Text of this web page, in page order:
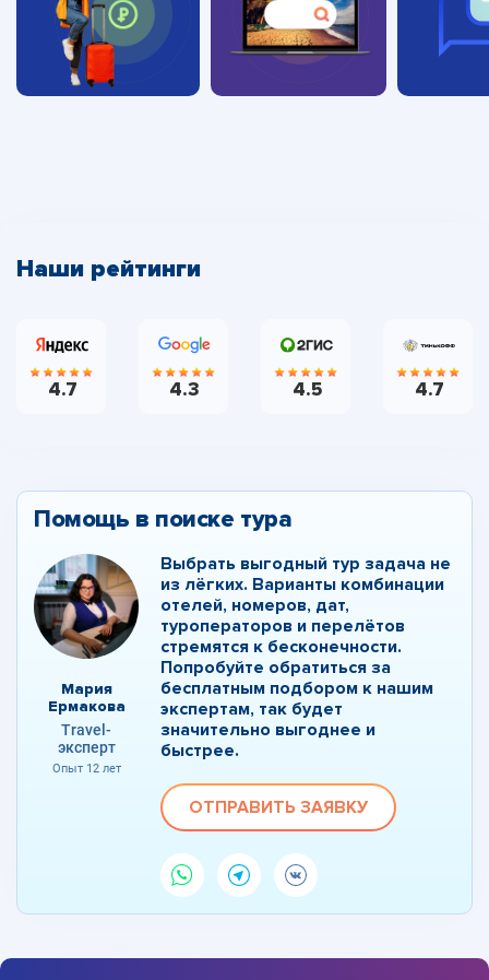
Наши рейтинги
4.7 4.3 4.5 4.7
Помощь в поиске тура
Мария
Ермакова
Travel-
эксперт
Опыт 12 лет
Выбрать выгодный тур задача не
из лёгких. Варианты комбинации
отелей, номеров, дат,
туроператоров и перелётов
стремятся к бесконечности.
Попробуйте обратиться за
бесплатным подбором к нашим
экспертам, так будет
значительно выгоднее и
быстрее.
ОТПРАВИТЬ ЗАЯВКУ